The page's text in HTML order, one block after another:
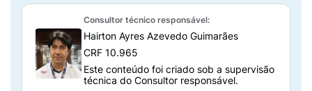
pênis e auxiliar na performance do sexo de
forma satisfatória. O medicamento tem efeito
a partir de, em média, 30 minutos após a
administração e sua ação pode durar por até
36 horas.
Consultor técnico responsável:
Hairton Ayres Azevedo Guimarães
CRF 10.965
Este conteúdo foi criado sob a supervisão
técnica do Consultor responsável.